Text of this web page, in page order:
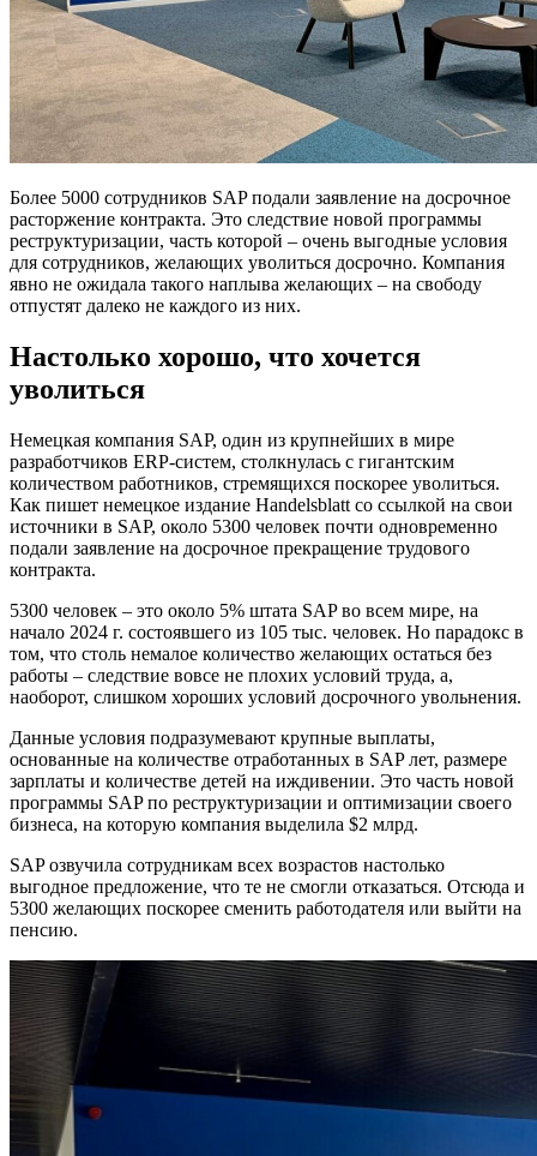
Более 5000 сотрудников SAP подали заявление на досрочное
расторжение контракта. Это следствие новой программы
реструктуризации, часть которой – очень выгодные условия
для сотрудников, желающих уволиться досрочно. Компания
явно не ожидала такого наплыва желающих – на свободу
отпустят далеко не каждого из них.
Настолько хорошо, что хочется
уволиться
Немецкая компания SAP, один из крупнейших в мире
разработчиков ERP-систем, столкнулась с гигантским
количеством работников, стремящихся поскорее уволиться.
Как пишет немецкое издание Handelsblatt со ссылкой на свои
источники в SAP, около 5300 человек почти одновременно
подали заявление на досрочное прекращение трудового
контракта.
5300 человек – это около 5% штата SAP во всем мире, на
начало 2024 г. состоявшего из 105 тыс. человек. Но парадокс в
том, что столь немалое количество желающих остаться без
работы – следствие вовсе не плохих условий труда, а,
наоборот, слишком хороших условий досрочного увольнения.
Данные условия подразумевают крупные выплаты,
основанные на количестве отработанных в SAP лет, размере
зарплаты и количестве детей на иждивении. Это часть новой
программы SAP по реструктуризации и оптимизации своего
бизнеса, на которую компания выделила $2 млрд.
SAP озвучила сотрудникам всех возрастов настолько
выгодное предложение, что те не смогли отказаться. Отсюда и
5300 желающих поскорее сменить работодателя или выйти на
пенсию.